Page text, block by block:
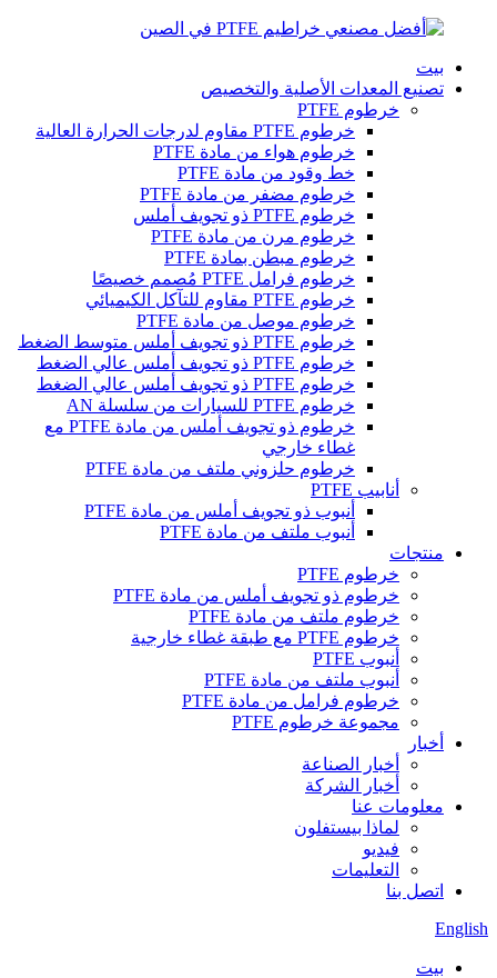
بيت
تصنيع المعدات الأصلية والتخصيص
خرطوم PTFE
خرطوم PTFE مقاوم لدرجات الحرارة العالية
خرطوم هواء من مادة PTFE
خط وقود من مادة PTFE
خرطوم مضفر من مادة PTFE
خرطوم PTFE ذو تجويف أملس
خرطوم مرن من مادة PTFE
خرطوم مبطن بمادة PTFE
خرطوم فرامل PTFE مُصمم خصيصًا
خرطوم PTFE مقاوم للتآكل الكيميائي
خرطوم موصل من مادة PTFE
خرطوم PTFE ذو تجويف أملس متوسط ​​الضغط
خرطوم PTFE ذو تجويف أملس عالي الضغط
خرطوم PTFE ذو تجويف أملس عالي الضغط
خرطوم PTFE للسيارات من سلسلة AN
خرطوم ذو تجويف أملس من مادة PTFE مع
غطاء خارجي
خرطوم حلزوني ملتف من مادة PTFE
أنابيب PTFE
أنبوب ذو تجويف أملس من مادة PTFE
أنبوب ملتف من مادة PTFE
منتجات
خرطوم PTFE
خرطوم ذو تجويف أملس من مادة PTFE
خرطوم ملتف من مادة PTFE
خرطوم PTFE مع طبقة غطاء خارجية
أنبوب PTFE
أنبوب ملتف من مادة PTFE
خرطوم فرامل من مادة PTFE
مجموعة خرطوم PTFE
أخبار
أخبار الصناعة
أخبار الشركة
معلومات عنا
لماذا بيستفلون
فيديو
التعليمات
اتصل بنا
English
بيت